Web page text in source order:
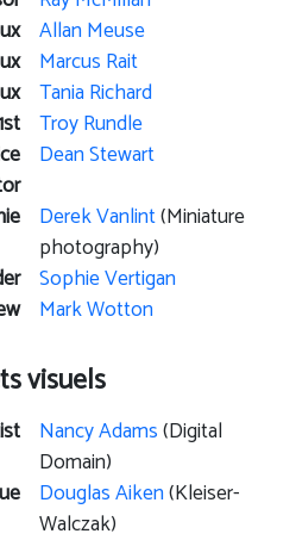
Allan Meuse
Marcus Rait
Tania Richard
Troy Rundle
Dean Stewart
Derek Vanlint(Miniature
photography)
Sophie Vertigan
Mark Wotton
visuels
Nancy Adams(Digital
Domain)
Douglas Aiken(Kleiser-
Walczak)